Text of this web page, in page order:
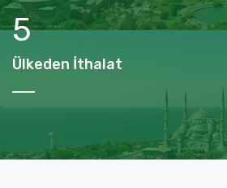
6
Ülkeden İthalat